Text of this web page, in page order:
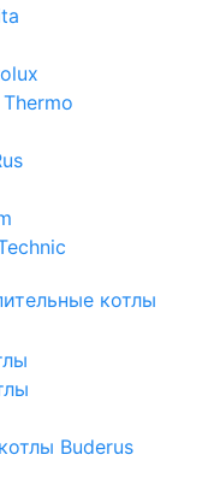
котлы
Buderus